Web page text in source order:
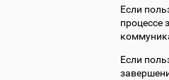
Если
процессе
Если